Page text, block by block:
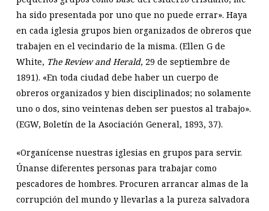
ha sido presentada por uno que no puede errar». Haya
en cada iglesia grupos bien organizados de obreros que
trabajen en el vecindario de la misma. (Ellen G de
White, The Review and Herald, 29 de septiembre de
1891). «En toda ciudad debe haber un cuerpo de
obreros organizados y bien disciplinados; no solamente
uno o dos, sino veintenas deben ser puestos al trabajo».
(EGW, Boletín de la Asociación General, 1893, 37).
«Organícense nuestras iglesias en grupos para servir.
Únanse diferentes personas para trabajar como
pescadores de hombres. Procuren arrancar almas de la
corrupción del mundo y llevarlas a la pureza salvadora